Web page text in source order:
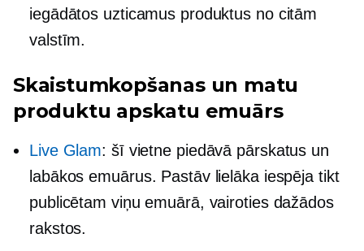
iegādātos uzticamus produktus no citām
valstīm.
Skaistumkopšanas un matu
produktu apskatu emuārs
Live Glam: šī vietne piedāvā pārskatus un
labākos emuārus. Pastāv lielāka iespēja tikt
publicētam viņu emuārā, vairoties dažādos
rakstos.